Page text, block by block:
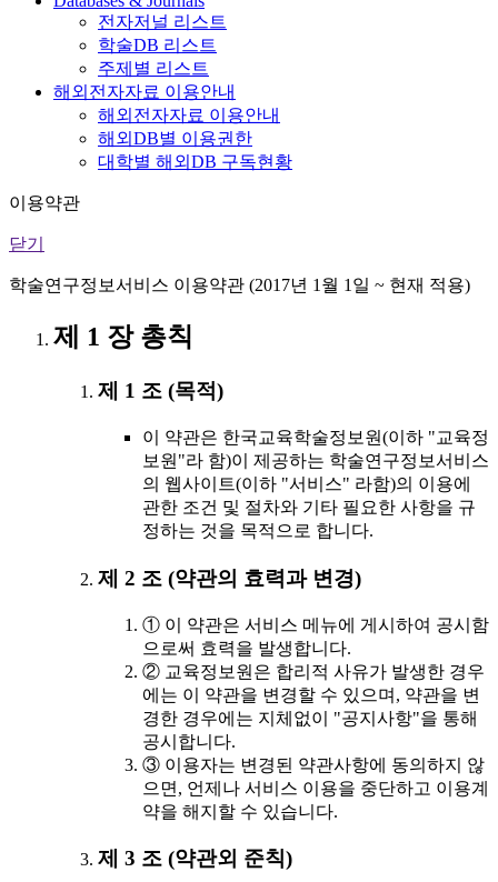
전자저널 리스트
학술DB 리스트
주제별 리스트
해외전자자료 이용안내
해외전자자료 이용안내
해외DB별 이용권한
대학별 해외DB 구독현황
이용약관
닫기
학술연구정보서비스 이용약관 (2017년 1월 1일 ~ 현재 적용)
제 1 장 총칙
제 1 조 (목적)
이 약관은 한국교육학술정보원(이하 "교육정
보원"라 함)이 제공하는 학술연구정보서비스
의 웹사이트(이하 "서비스" 라함)의 이용에
관한 조건 및 절차와 기타 필요한 사항을 규
정하는 것을 목적으로 합니다.
제 2 조 (약관의 효력과 변경)
① 이 약관은 서비스 메뉴에 게시하여 공시함
으로써 효력을 발생합니다.
② 교육정보원은 합리적 사유가 발생한 경우
에는 이 약관을 변경할 수 있으며, 약관을 변
경한 경우에는 지체없이 "공지사항"을 통해
공시합니다.
③ 이용자는 변경된 약관사항에 동의하지 않
으면, 언제나 서비스 이용을 중단하고 이용계
약을 해지할 수 있습니다.
제 3 조 (약관외 준칙)